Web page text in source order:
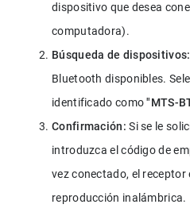
dispositivo que desea
computadora).
Búsqueda de dispositivos:
Bluetooth disponibles.
identificado como "MTS-
Confirmación: Si se le
introduzca el código de
vez conectado, el
reproducción inalámbrica.